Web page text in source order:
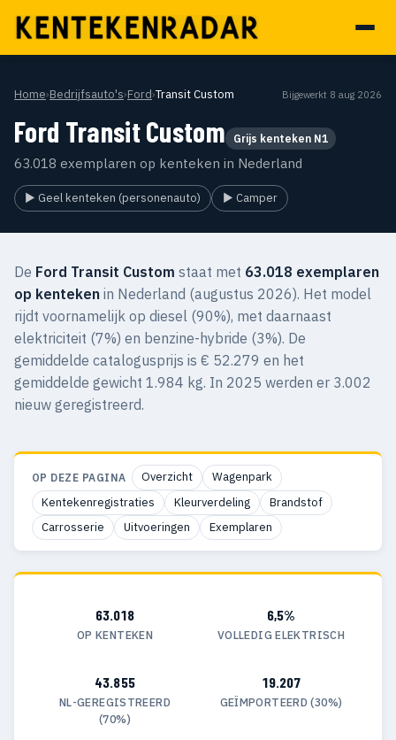
Home›Bedrijfsauto's›Ford›Transit Custom Bijgewerkt 8 aug 2026
Ford Transit Custom Grijs kenteken N1
63.018 exemplaren op kenteken in Nederland
▶ Geel kenteken (personenauto) ▶ Camper
De Ford Transit Custom staat met 63.018 exemplaren
op kenteken in Nederland (augustus 2026). Het model
rijdt voornamelijk op diesel (90%), met daarnaast
elektriciteit (7%) en benzine-hybride (3%). De
gemiddelde catalogusprijs is € 52.279 en het
gemiddelde gewicht 1.984 kg. In 2025 werden er 3.002
nieuw geregistreerd.
OP DEZE PAGINA Overzicht
Wagenpark
Kentekenregistraties
Kleurverdeling
Brandstof
Carrosserie
Uitvoeringen Exemplaren
63.018
OP KENTEKEN
6,5%
VOLLEDIG ELEKTRISCH
43.855
NL-GEREGISTREERD
(70%)
19.207
GEÏMPORTEERD (30%)